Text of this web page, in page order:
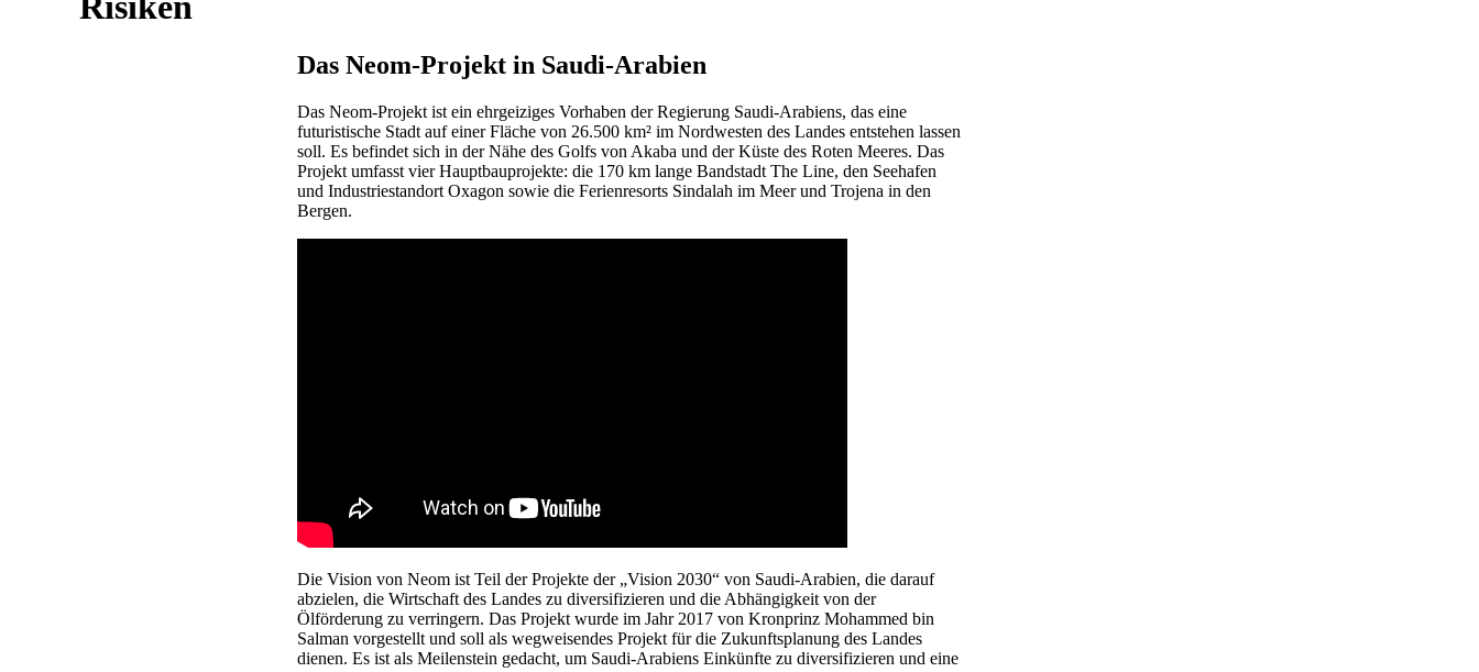
Das Neom-Projekt in Saudi-Arabien
Das Neom-Projekt ist ein ehrgeiziges Vorhaben der Regierung Saudi-Arabiens, das eine
futuristische Stadt auf einer Fläche von 26.500 km² im Nordwesten des Landes entstehen lassen
soll. Es befindet sich in der Nähe des Golfs von Akaba und der Küste des Roten Meeres. Das
Projekt umfasst vier Hauptbauprojekte: die 170 km lange Bandstadt The Line, den Seehafen
und Industriestandort Oxagon sowie die Ferienresorts Sindalah im Meer und Trojena in den
Bergen.
Die Vision von Neom ist Teil der Projekte der „Vision 2030“ von Saudi-Arabien, die darauf
abzielen, die Wirtschaft des Landes zu diversifizieren und die Abhängigkeit von der
Ölförderung zu verringern. Das Projekt wurde im Jahr 2017 von Kronprinz Mohammed bin
Salman vorgestellt und soll als wegweisendes Projekt für die Zukunftsplanung des Landes
dienen. Es ist als Meilenstein gedacht, um Saudi-Arabiens Einkünfte zu diversifizieren und eine